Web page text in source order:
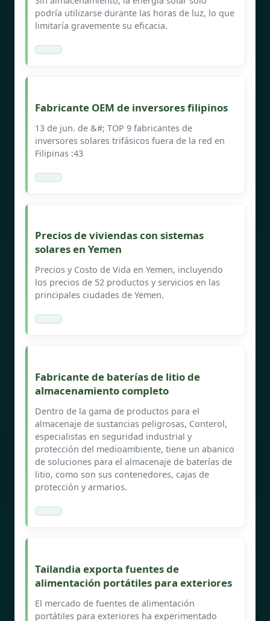
podría utilizarse durante las horas de luz, lo que
limitaría gravemente su eficacia.
Fabricante OEM de inversores filipinos
13 de jun. de &#; TOP 9 fabricantes de
inversores solares trifásicos fuera de la red en
Filipinas :43
Precios de viviendas con sistemas
solares en Yemen
Precios y Costo de Vida en Yemen, incluyendo
los precios de 52 productos y servicios en las
principales ciudades de Yemen.
Fabricante de baterías de litio de
almacenamiento completo
Dentro de la gama de productos para el
almacenaje de sustancias peligrosas, Conterol,
especialistas en seguridad industrial y
protección del medioambiente, tiene un abanico
de soluciones para el almacenaje de baterías de
litio, como son sus contenedores, cajas de
protección y armarios.
Tailandia exporta fuentes de
alimentación portátiles para exteriores
El mercado de fuentes de alimentación
portátiles para exteriores ha experimentado